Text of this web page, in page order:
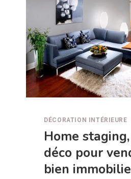
DÉCORATION INTÉRIEURE
Home
déco pour
bien